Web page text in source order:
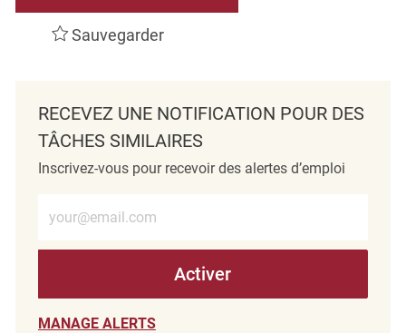
Sauvegarder
RECEVEZ UNE NOTIFICATION POUR DES
TÂCHES SIMILAIRES
Inscrivez-vous pour recevoir des alertes d’emploi
Activer
MANAGE ALERTS